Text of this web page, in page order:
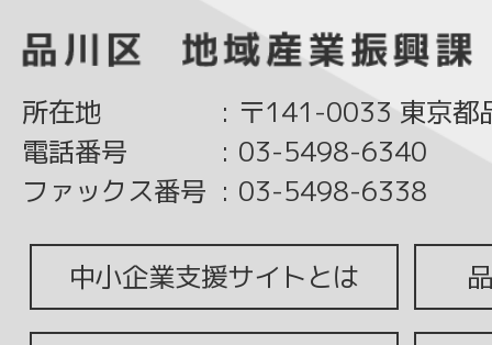
所在地 : 〒141-0033 東京都
電話番号
: 03-5498-6340
ファックス番号 : 03-5498-6338
中小企業支援サイトとは